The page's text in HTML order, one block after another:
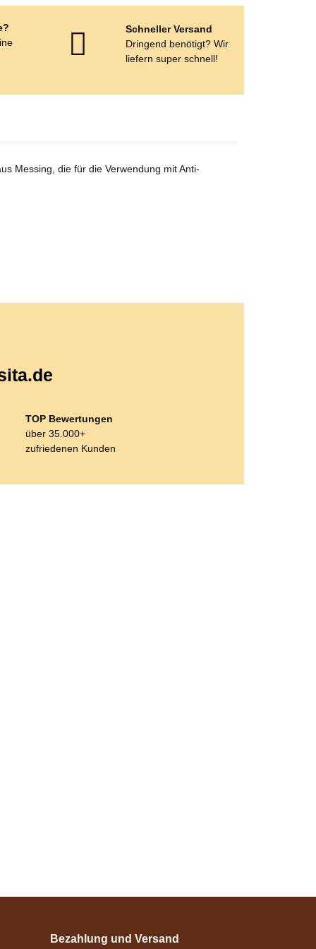
Schneller Versand
Dringend benötigt? Wir
liefern super schnell!
Messing, die für die Verwendung mit Anti-
TOP Bewertungen
über 35.000+
zufriedenen Kunden
Bezahlung und Versand